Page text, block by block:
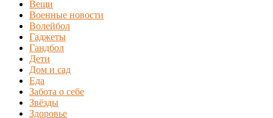
Вещи
Военные новости
Волейбол
Гаджеты
Гандбол
Дети
Дом и сад
Еда
Забота о себе
Звёзды
Здоровье